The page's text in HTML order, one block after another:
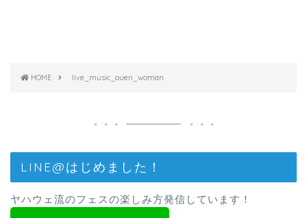
HOME live_music_ouen_woman
LINE@はじめました！
ヤハウェ流のフェスの楽しみ方発信しています！